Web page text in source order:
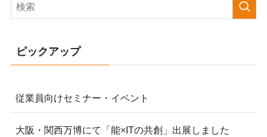
ピックアップ
従業員向けセミナー・イベント
大阪・関西万博にて「能×ITの共創」出展しました